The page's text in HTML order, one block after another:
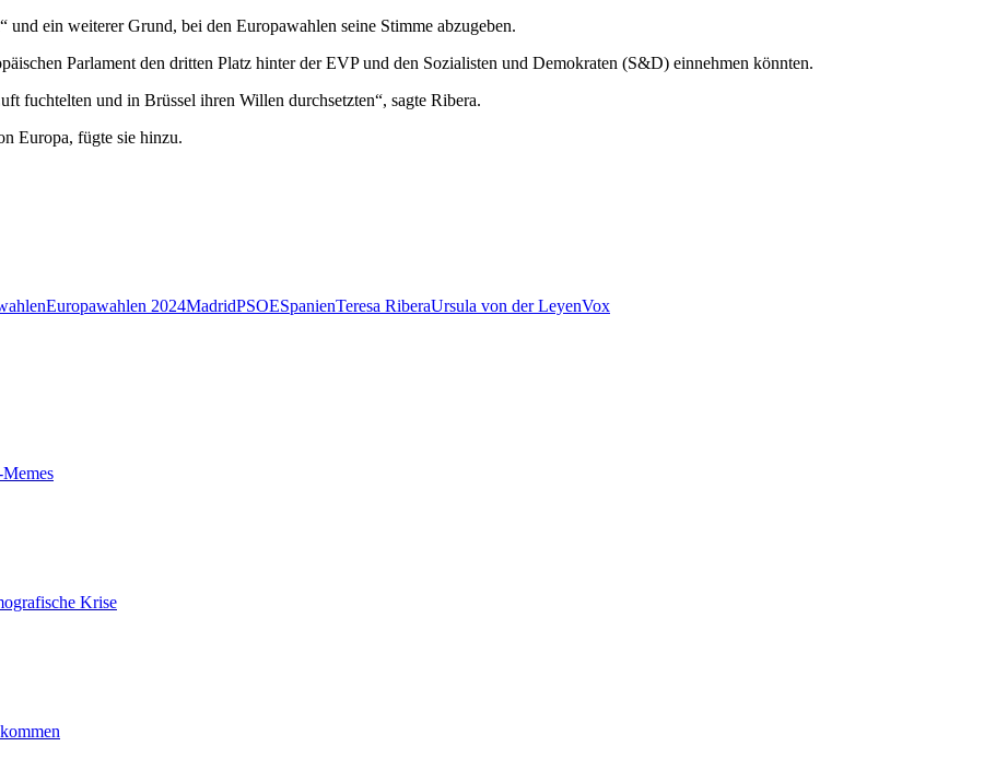
ein weiterer Grund, bei den Europawahlen seine Stimme abzugeben.
Parlament den dritten Platz hinter der EVP und den Sozialisten und Demokraten (S&D) einnehmen könnten.
fuchtelten und in Brüssel ihren Willen durchsetzten“, sagte Ribera.
Europa, fügte sie hinzu.
Europawahlen 2024MadridPSOESpanienTeresa RiberaUrsula von der LeyenVox
Krise